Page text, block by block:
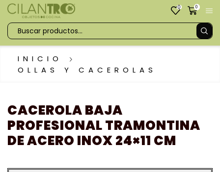
0 0
INICIO
OLLAS Y CACEROLAS
CACEROLA BAJA
PROFESIONAL TRAMONTINA
DE ACERO INOX 24×11 CM